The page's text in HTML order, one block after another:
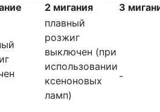
2 мигания 3
плавный
розжиг
выключен (при
использовании
ксеноновых
ламп)
-